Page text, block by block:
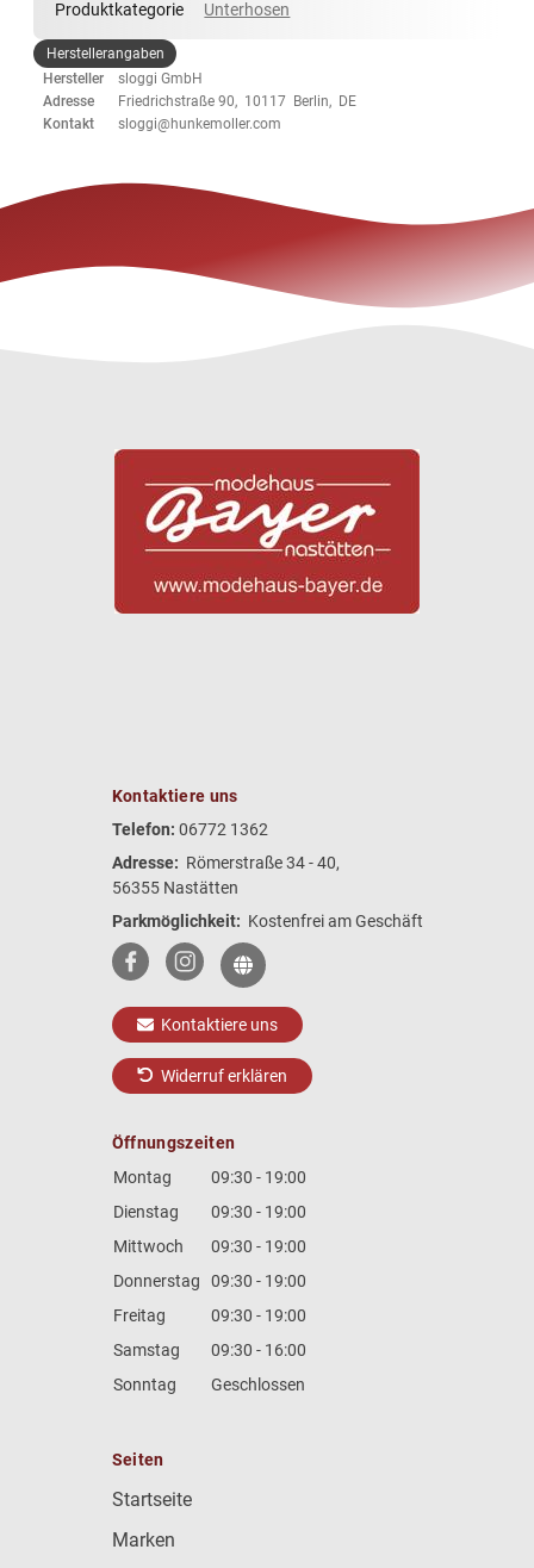
Produktkategorie Unterhosen
Herstellerangaben
Hersteller
sloggi GmbH
Adresse
Friedrichstraße 90, 10117 Berlin, DE
Kontakt
sloggi@hunkemoller.com
Kontaktiere uns
Telefon: 06772 1362
Adresse: Römerstraße 34 - 40,
56355 Nastätten
Parkmöglichkeit: Kostenfrei am Geschäft
Kontaktiere uns
Widerruf erklären
Öffnungszeiten
Montag
09:30 - 19:00
Dienstag
09:30 - 19:00
Mittwoch
09:30 - 19:00
Donnerstag
09:30 - 19:00
Freitag
09:30 - 19:00
Samstag
09:30 - 16:00
Sonntag
Geschlossen
Seiten
Startseite
Marken